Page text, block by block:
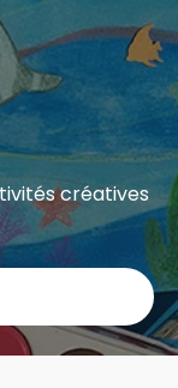
créatives